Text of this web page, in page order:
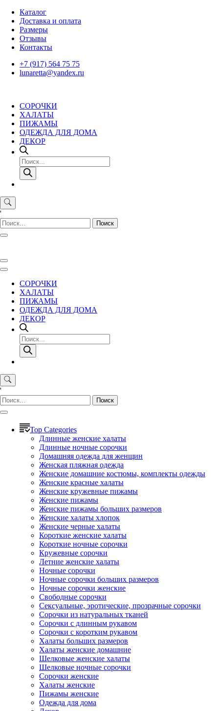
Skip
content
Каталог
Доставка и оплата
Размеры
Отзывы
Контакты
+7 (917) 564 75 75
lunaretta@yandex.ru
СОРОЧКИ
ХАЛАТЫ
ПИЖАМЫ
ОДЕЖДА ДЛЯ ДОМА
ДЕКОР
Поиск
товаров
'
Найти:
СОРОЧКИ
ХАЛАТЫ
ПИЖАМЫ
ОДЕЖДА ДЛЯ ДОМА
ДЕКОР
Поиск
товаров
'
Найти:
Top Categories
Длинные женские халаты
Длинные ночные сорочки
Домашняя одежда для женщин
Женская пляжная одежда
Женские домашние костюмы, комплекты одежды
Женские красные халаты
Женские кружевные пижамы
Женские пижамы
Женские пижамы больших размеров
Женские халаты хлопок
Женские черные халаты
Короткие женские халаты
Короткие ночные сорочки
Кружевные сорочки
Летние женские халаты
Ночные сорочки
Ночные сорочки больших размеров
Ночные сорочки женские
Свободные сорочки
Сексуальные, эротические, прозрачные сорочки
Сорочки из натуральных тканей
Сорочки с длинным рукавом
Сорочки с коротким рукавом
Халаты больших размеров
Халаты женские домашние
Шелковые женские халаты
Шелковые ночные сорочки
Сорочки женские
Халаты женские
Пижамы женские
Одежда для дома